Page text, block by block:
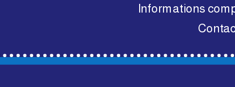
Informations